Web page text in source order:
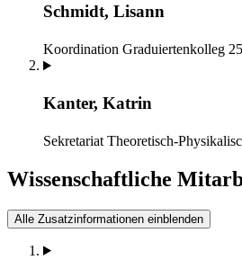
Schmidt, Lisann
Koordination Graduiertenkolleg
Kanter, Katrin
Sekretariat Theoretisch-
Wissenschaftliche
Alle Zusatzinformationen einblenden